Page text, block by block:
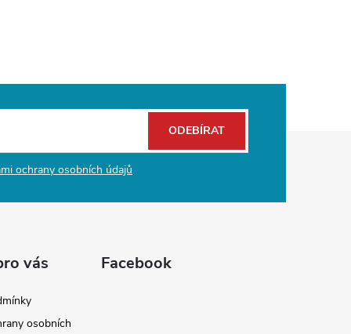
ochrany osobních údajů
ODEBÍRAT
vás
osobních
Facebook